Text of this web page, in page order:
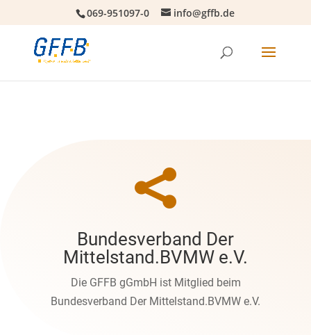
069-951097-0 info@gffb.de

Bundesverband Der
Mittelstand.BVMW e.V.
Die GFFB gGmbH ist Mitglied beim
Bundesverband Der Mittelstand.BVMW e.V.